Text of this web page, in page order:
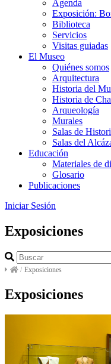
Agenda
Exposición:
Biblioteca
Servicios
Visitas guiadas
El Museo
Quiénes somos
Arquitectura
Historia del
Historia de
Arqueología
Murales
Salas de
Salas del
Educación
Materiales de
Glosario
Publicaciones
Iniciar Sesión
Exposiciones
/ Exposiciones
Exposiciones